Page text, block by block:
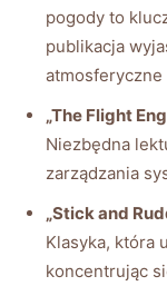
pogody to
⁢publikacja⁣
atmosferyczne
„The Flight
Niezbędna​
⁣zarządzania⁢
„Stick⁤ and⁤
Klasyka, która
koncentrując